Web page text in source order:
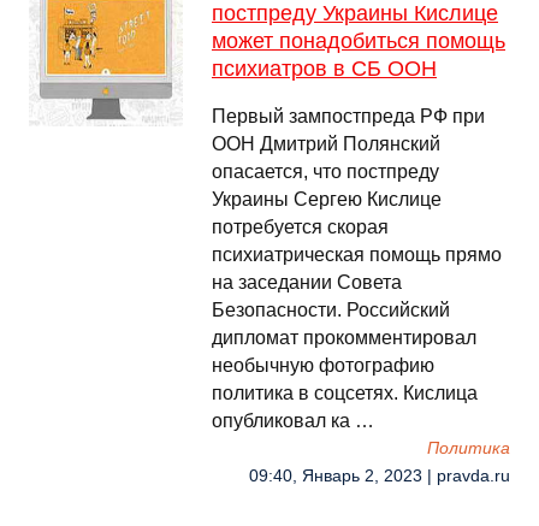
постпреду Украины Кислице
может понадобиться помощь
психиатров в СБ ООН
Первый зампостпреда РФ при
ООН Дмитрий Полянский
опасается, что постпреду
Украины Сергею Кислице
потребуется скорая
психиатрическая помощь прямо
на заседании Совета
Безопасности. Российский
дипломат прокомментировал
необычную фотографию
политика в соцсетях. Кислица
опубликовал ка …
Политика
09:40, Январь 2, 2023 | pravda.ru